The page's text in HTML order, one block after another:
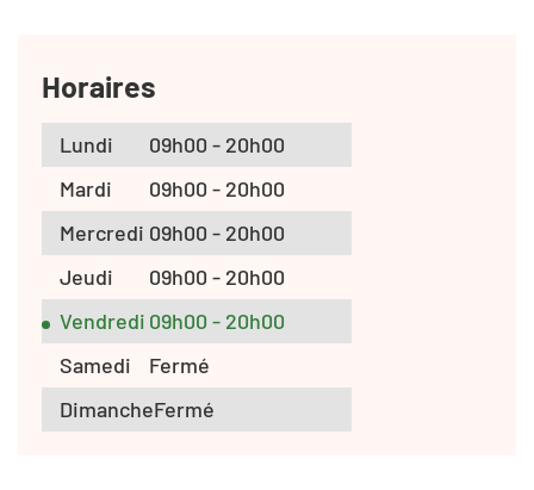
Horaires
Lundi
09h00 - 20h00
Mardi
09h00 - 20h00
Mercredi 09h00 - 20h00
Jeudi
09h00 - 20h00
Vendredi 09h00 - 20h00
Samedi
Fermé
DimancheFermé